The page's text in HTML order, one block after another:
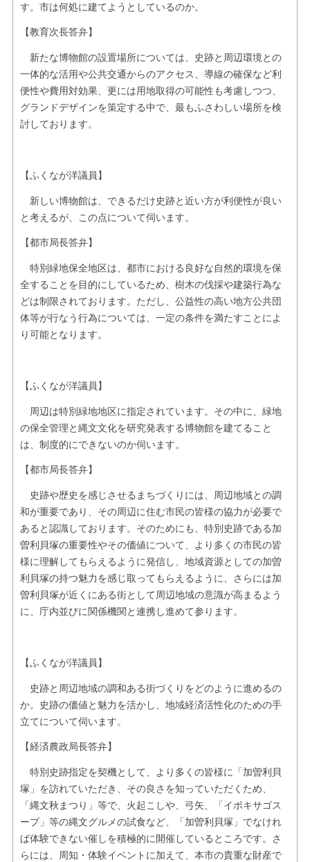
す。市は何処に建てようとしているのか。
【教育次長答弁】
新たな博物館の設置場所については、史跡と周辺環境との
一体的な活用や公共交通からのアクセス、導線の確保など利
便性や費用対効果、更には用地取得の可能性も考慮しつつ、
グランドデザインを策定する中で、最もふさわしい場所を検
討しております。
【ふくなが洋議員】
新しい博物館は、できるだけ史跡と近い方が利便性が良い
と考えるが、この点について伺います。
【都市局長答弁】
特別緑地保全地区は、都市における良好な自然的環境を保
全することを目的にしているため、樹木の伐採や建築行為な
どは制限されております。ただし、公益性の高い地方公共団
体等が行なう行為については、一定の条件を満たすことによ
り可能となります。
【ふくなが洋議員】
周辺は特別緑地地区に指定されています。その中に、緑地
の保全管理と縄文文化を研究発表する博物館を建てること
は、制度的にできないのか伺います。
【都市局長答弁】
史跡や歴史を感じさせるまちづくりには、周辺地域との調
和が重要であり、その周辺に住む市民の皆様の協力が必要で
あると認識しております。そのためにも、特別史跡である加
曽利貝塚の重要性やその価値について、より多くの市民の皆
様に理解してもらえるように発信し、地域資源としての加曽
利貝塚の持つ魅力を感じ取ってもらえるように、さらには加
曽利貝塚が近くにある街として周辺地域の意識が高まるよう
に、庁内並びに関係機関と連携し進めて参ります。
【ふくなが洋議員】
史跡と周辺地域の調和ある街づくりをどのように進めるの
か。史跡の価値と魅力を活かし、地域経済活性化のための手
立てについて伺います。
【経済農政局長答弁】
特別史跡指定を契機として、より多くの皆様に「加曽利貝
塚」を訪れていただき、その良さを知っていただくため、
「縄文秋まつり」等で、火起こしや、弓矢、「イボキサゴス
ープ」等の縄文グルメの試食など、「加曽利貝塚」でなけれ
ば体験できない催しを積極的に開催しているところです。さ
らには、周知・体験イベントに加えて、本市の貴重な財産で